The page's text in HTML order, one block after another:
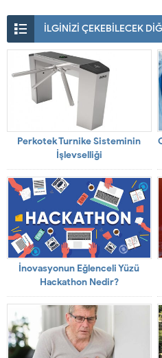
İLGİNİZİ ÇEKEBİLECEK
Perkotek Turnike Sisteminin
İşlevselliği
İnovasyonun Eğlenceli Yüzü
Hackathon Nedir?